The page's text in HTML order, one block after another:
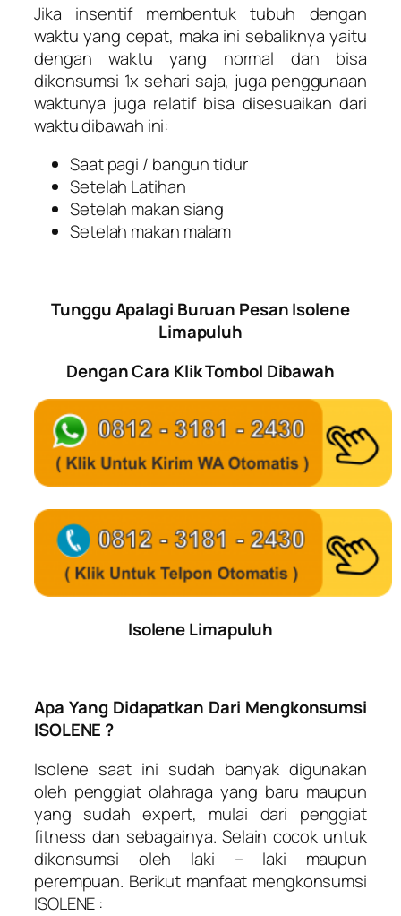
Jika insentif membentuk tubuh dengan
waktu yang cepat, maka ini sebaliknya yaitu
dengan waktu yang normal dan bisa
dikonsumsi 1x sehari saja, juga penggunaan
waktunya juga relatif bisa disesuaikan dari
waktu dibawah ini:
Saat pagi / bangun tidur
Setelah Latihan
Setelah makan siang
Setelah makan malam
Tunggu Apalagi Buruan Pesan Isolene
Limapuluh
Dengan Cara Klik Tombol Dibawah
Isolene Limapuluh
Apa Yang Didapatkan Dari Mengkonsumsi
ISOLENE ?
Isolene saat ini sudah banyak digunakan
oleh penggiat olahraga yang baru maupun
yang sudah expert, mulai dari penggiat
fitness dan sebagainya. Selain cocok untuk
dikonsumsi oleh laki – laki maupun
perempuan. Berikut manfaat mengkonsumsi
ISOLENE :